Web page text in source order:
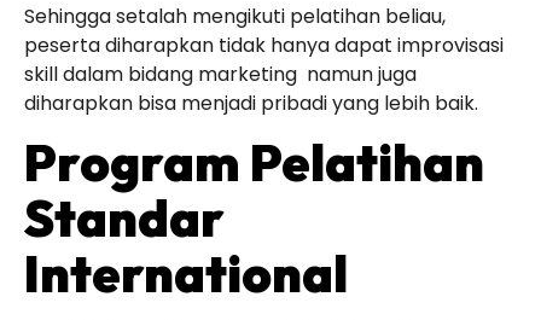
Sehingga setalah mengikuti pelatihan beliau,
peserta diharapkan tidak hanya dapat improvisasi
skill dalam bidang marketing namun juga
diharapkan bisa menjadi pribadi yang lebih baik.
Program Pelatihan
Standar
International